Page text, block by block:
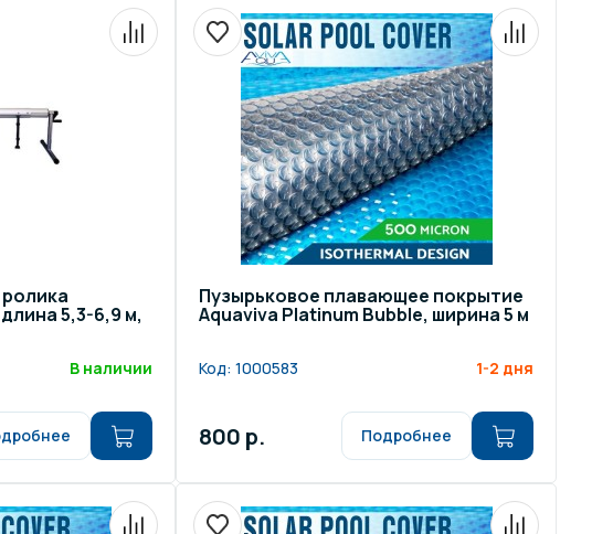
5,3-6,9 м,
В наличии
Пузырьковое плавающее покрытие
Aquaviva Platinum Bubble, ширина 5 м
Код: 1000583 1-2 дня
800 р. Подробнее